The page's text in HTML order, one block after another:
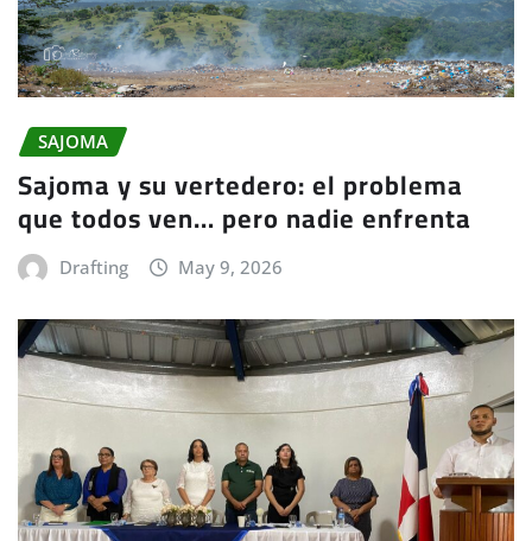
SAJOMA
Sajoma y su vertedero: el problema
que todos ven… pero nadie enfrenta
Drafting May 9, 2026